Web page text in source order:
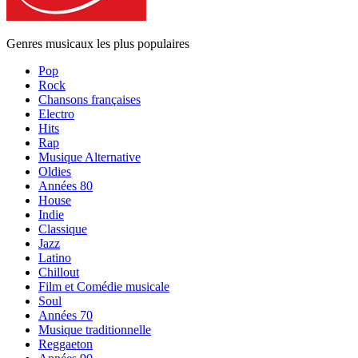
Genres musicaux les plus populaires
Pop
Rock
Chansons françaises
Electro
Hits
Rap
Musique Alternative
Oldies
Années 80
House
Indie
Classique
Jazz
Latino
Chillout
Film et Comédie musicale
Soul
Années 70
Musique traditionnelle
Reggaeton